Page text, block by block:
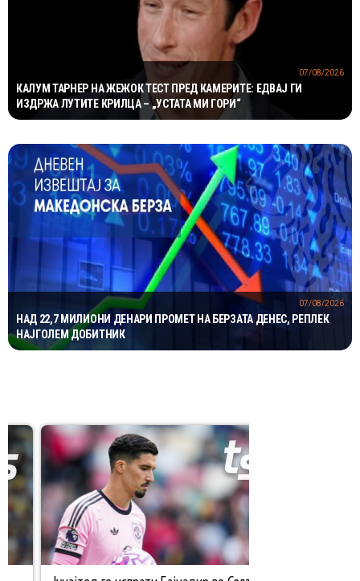
КАЛУМ ТАРНЕР НА ЖЕЖОК ТЕСТ ПРЕД КАМЕРИТЕ: ЕДВАЈ ГИ
ИЗДРЖА ЛУТИТЕ КРИЛЦА – „УСТАТА МИ ГОРИ“
07/08/2026
НАД 22,7 МИЛИОНИ ДЕНАРИ ПРОМЕТ НА БЕРЗАТА ДЕНЕС, РЕПЛЕК
НАЈГОЛЕМ ДОБИТНИК
07/08/2026